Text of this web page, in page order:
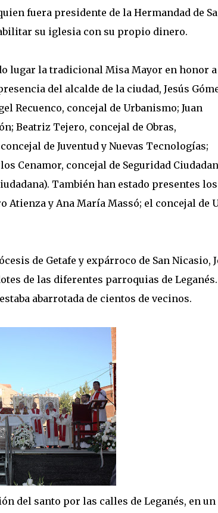
fuera presidente de la Hermandad de
su iglesia con su propio dinero.
lugar la tradicional Misa Mayor en honor a
del alcalde de la ciudad, Jesús
Recuenco, concejal de Urbanismo; Juan
Beatriz Tejero, concejal de Obras,
de Juventud y Nuevas Tecnologías;
Cenamor, concejal de Seguridad
También han estado presentes los
Atienza y Ana María Massó; el concejal de
de Getafe y expárroco de San Nicasio,
de las diferentes parroquias de Leganés.
abarrotada de cientos de vecinos.
del santo por las calles de Leganés, en un